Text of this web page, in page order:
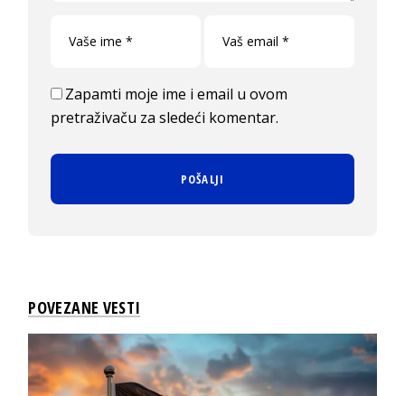
Zapamti moje ime i email u ovom
pretraživaču za sledeći komentar.
POVEZANE VESTI